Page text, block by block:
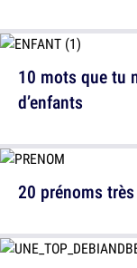
10 mots que tu
d’enfants
20 prénoms